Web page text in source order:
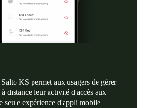
KS permet aux usagers de gérer
distance leur activité d'accès aux
seule expérience d'appli mobile